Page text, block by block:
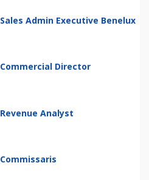
Sales Admin Executive Benelux
Commercial Director
Revenue Analyst
Commissaris